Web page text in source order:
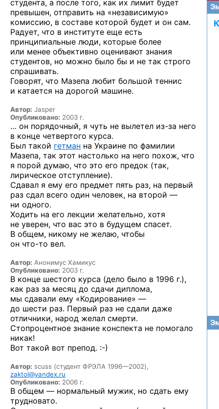
студента, а после того, как их лимит будет
превышен, отправить на «независимую»
комиссию, в составе которой будет и он сам.
Радует, что в институте еще есть
принципиальные люди, которые более
или менее объективно оценивают знания
студентов, но можно было бы и не так строго
спрашивать.
Говорят, что Мазепа любит большой теннис
и катается на дорогой машине.
Автор: Jasper
Опубликовано: 2003 г.
… он порядочный, я чуть не вылетел из-за него
в конце четвертого курса.
Был такой гетман на Украине по фамилии
Мазепа, так этот настолько на него похож, что
я порой думаю, что это его предок (так,
лирическое отступление).
Сдавал я ему его предмет пять раз, на первый
раз сдал всего один человек, на второй —
ни одного.
Ходить на его лекции желательно, хотя
не уверен, что вас это в будущем спасет.
В общем, никому не желаю, чтобы
он что-то вел.
Автор: Анонимус Хамикус
Опубликовано: 2003 г.
В конце шестого курса (дело было в 1996 г.),
как раз за месяц до сдачи диплома,
мы сдавали ему «Кодирование» —
до шести раз. Первый раз не сдали даже
отличники, народ желал смерти.
Стопроцентное знание конспекта не помогало
никак!
Вот такой вот препод. :-)
Автор: scuss (студент ФРЭЛА 1996—2002),
zaktol@yandex.ru
Опубликовано: 2006 г.
В общем — нормальный мужик, но сдать ему
трудновато.